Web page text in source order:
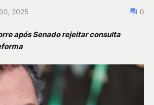
2025 0
após Senado rejeitar consulta